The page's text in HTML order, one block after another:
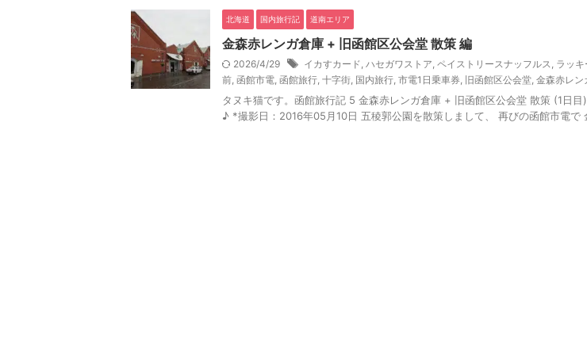
北海道 国内旅行記 道南エリア
金森赤レンガ倉庫 + 旧函館区公会堂 散策 編
2026/4/29 イカすカード, ハセガワストア, ペイストリースナッフルス, ラッキ
前, 函館市電, 函館旅行, 十字街, 国内旅行, 市電1日乗車券, 旧函館区公会堂, 金森赤レン
タヌキ猫です。函館旅行記 5 金森赤レンガ倉庫 + 旧函館区公会堂 散策 (1日
♪ *撮影日：2016年05月10日 五稜郭公園を散策しまして、 再びの函館市電で